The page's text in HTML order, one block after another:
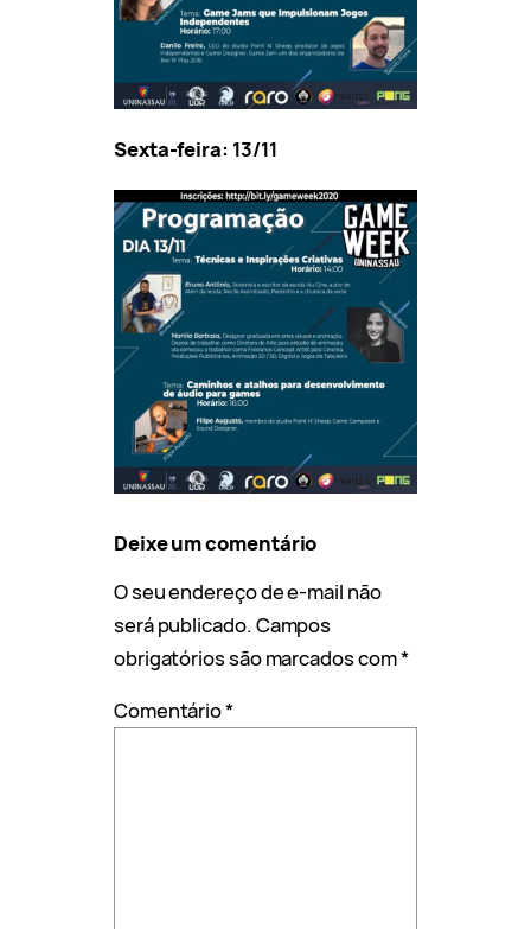
Sexta-feira: 13/11
Deixe um comentário
O seu endereço de e-mail não
será publicado. Campos
obrigatórios são marcados com*
Comentário*